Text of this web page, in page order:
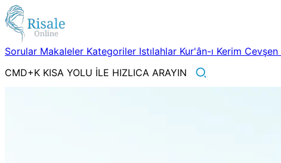
Sorular Makaleler Kategoriler Istılahlar Kur'ân-ı Kerim Cevşen
CMD+K KISA YOLU İLE HIZLICA ARAYIN